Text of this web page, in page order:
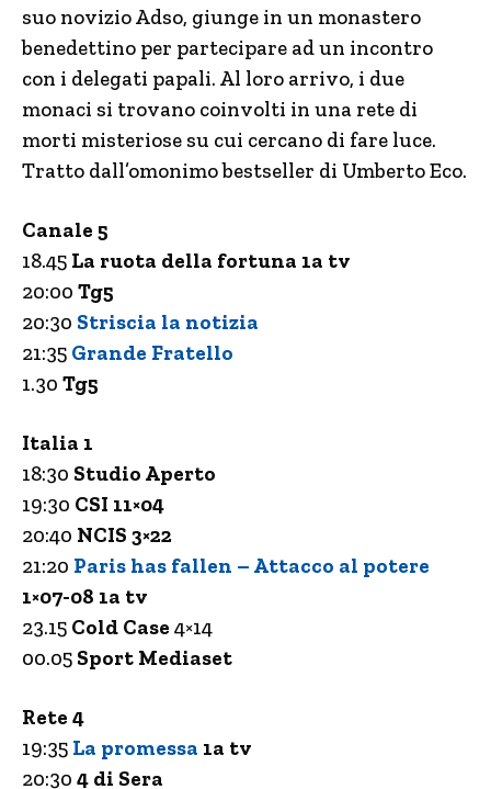
suo novizio Adso, giunge in un monastero
benedettino per partecipare ad un incontro
con i delegati papali. Al loro arrivo, i due
monaci si trovano coinvolti in una rete di
morti misteriose su cui cercano di fare luce.
Tratto dall’omonimo bestseller di Umberto Eco.
Canale 5
18.45 La ruota della fortuna 1a tv
20:00 Tg5
20:30 Striscia la notizia
21:35 Grande Fratello
1.30 Tg5
Italia 1
18:30 Studio Aperto
19:30 CSI 11×04
20:40 NCIS 3×22
21:20 Paris has fallen – Attacco al potere
1×07-08 1a tv
23.15 Cold Case 4×14
00.05 Sport Mediaset
Rete 4
19:35 La promessa 1a tv
20:30 4 di Sera